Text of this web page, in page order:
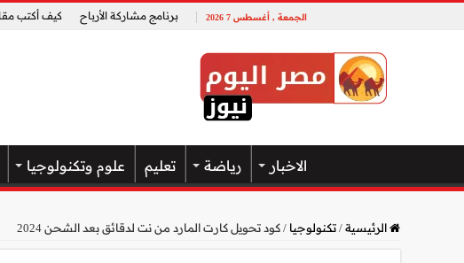
الجمعة , أغسطس 7 2026 برنامج مشاركة الأرباح كيف أكتب
الاخبار رياضة تعليم علوم وتكنولوجيا
الرئيسية/تكنولوجيا /كود تحويل كارت المارد من نت لدقائق بعد الشحن 2024